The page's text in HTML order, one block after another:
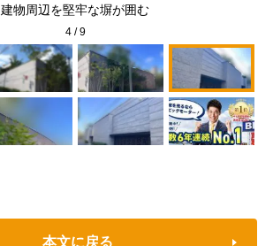
建物周辺を堅牢な塀が囲む
4/9
本文に戻る